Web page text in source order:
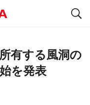
有する風洞の
を発表